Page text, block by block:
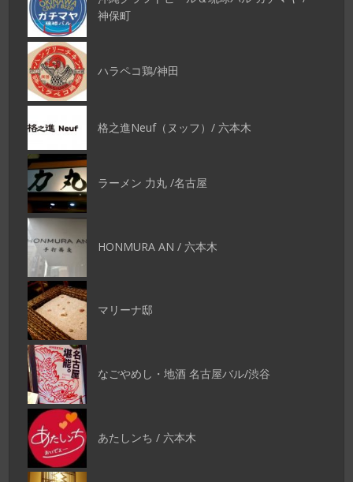
神保町
ハラペコ鶏/神田
格之進Neuf（ヌッフ）/ 六本木
ラーメン 力丸 /名古屋
HONMURA AN / 六本木
マリーナ邸
なごやめし・地酒 名古屋バル/渋谷
あたしンち / 六本木